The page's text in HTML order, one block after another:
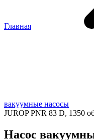
Главная
вакуумные насосы
JUROP PNR 83 D, 1350
Насос